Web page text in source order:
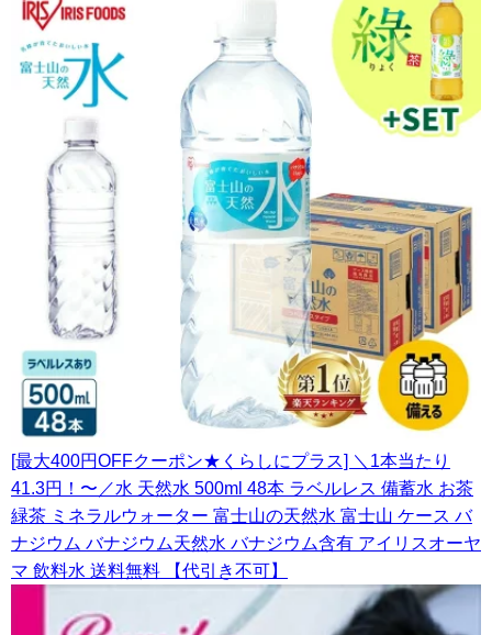
[最大400円OFFクーポン★くらしにプラス] ＼1本当たり
41.3円！〜／水 天然水 500ml 48本 ラベルレス 備蓄水 お茶
緑茶 ミネラルウォーター 富士山の天然水 富士山 ケース バ
ナジウム バナジウム天然水 バナジウム含有 アイリスオーヤ
マ 飲料水 送料無料 【代引き不可】